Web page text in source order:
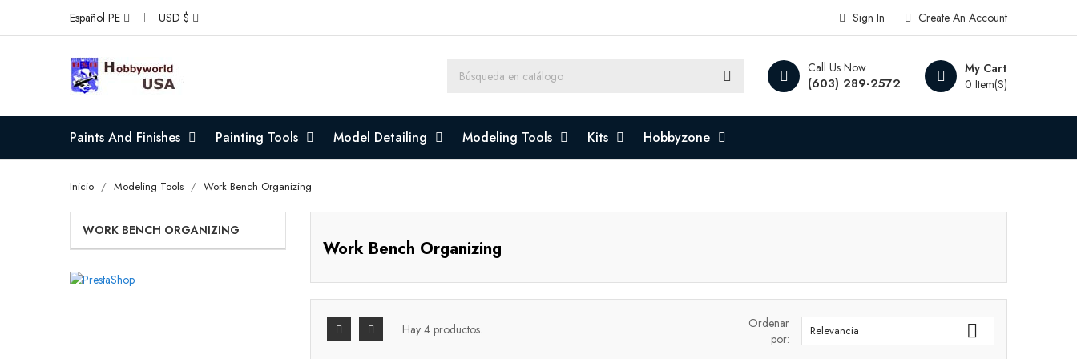
Español PE USD $ Create An Account
Sign In
My Cart
0 Item(s)
Call Us Now
(603) 289-2572
Paints And Finishes Painting Tools Model Detailing Modeling Tools Kits Hobbyzone
Inicio Modeling Tools Work Bench Organizing
WORK BENCH ORGANIZING
Work Bench Organizing
Hay 4 productos.
Ordenar
por:
Relevancia 